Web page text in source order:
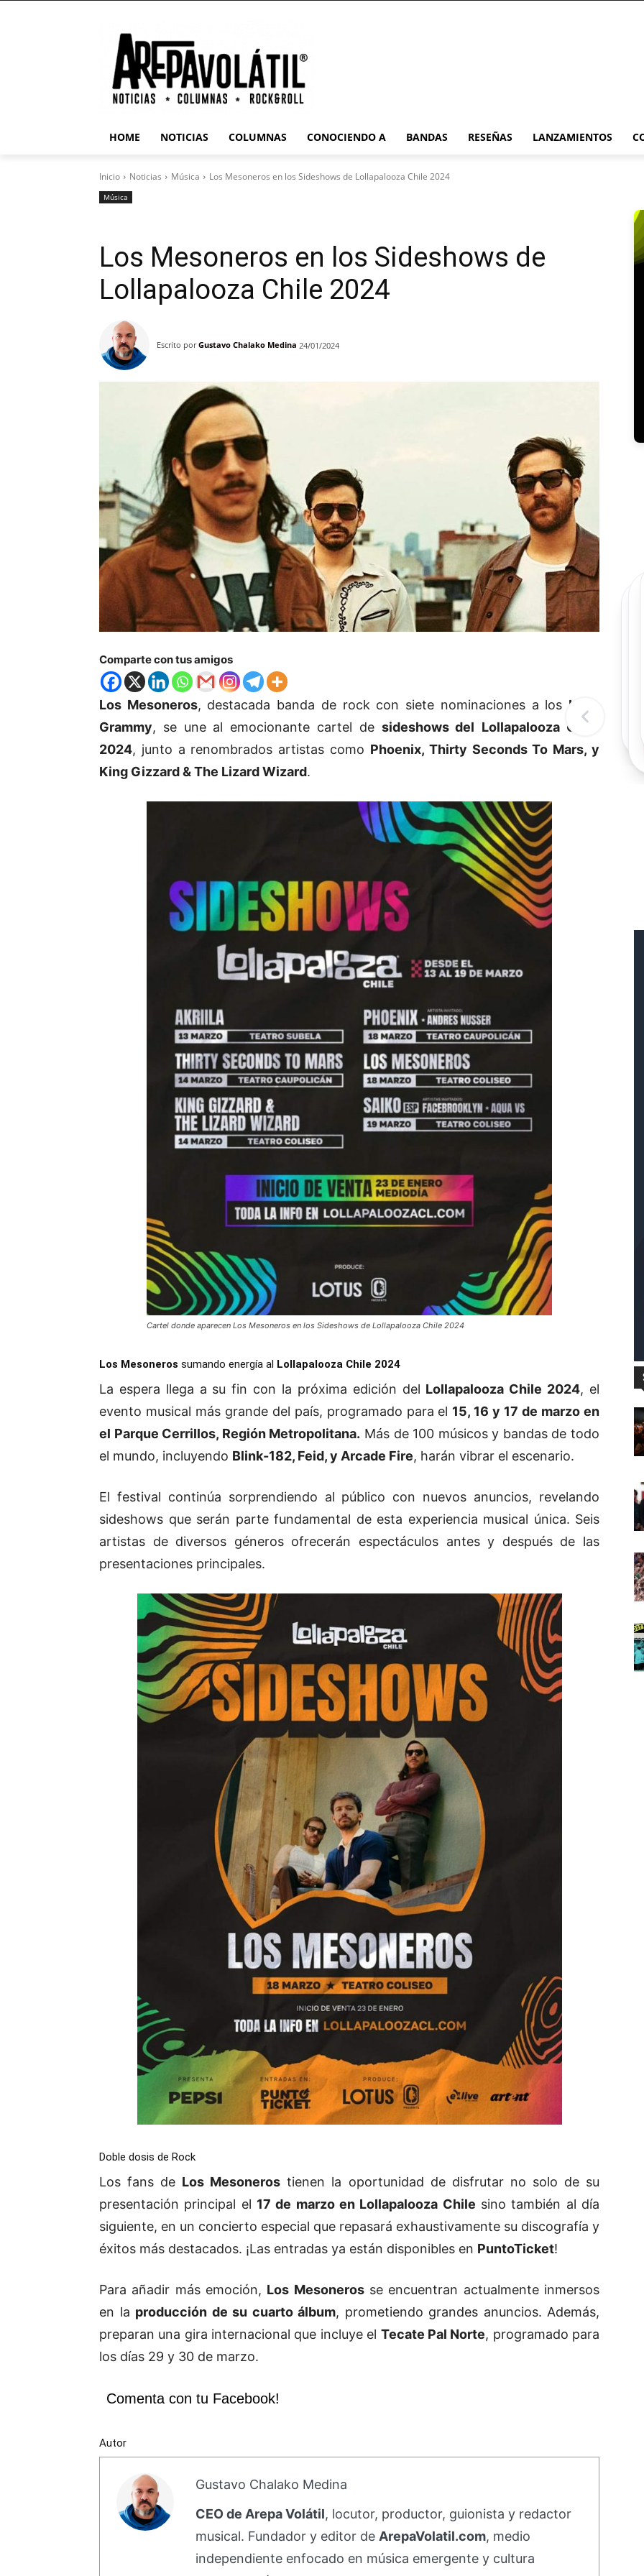
HOME NOTICIAS COLUMNAS CONOCIENDO A BANDAS RESEÑAS LANZAMIENTOS
Inicio Noticias Música Los Mesoneros en los Sideshows de Lollapalooza Chile 2024
Música
Los Mesoneros en los Sideshows de
Lollapalooza Chile 2024
Escrito por Gustavo Chalako Medina 24/01/2024
Comparte con tus amigos
Los Mesoneros, destacada banda de rock con siete nominaciones a los Latin
Grammy, se une al emocionante cartel de sideshows del Lollapalooza Chile
2024, junto a renombrados artistas como Phoenix, Thirty Seconds To Mars, y
King Gizzard & The Lizard Wizard.
Cartel donde aparecen Los Mesoneros en los Sideshows de Lollapalooza Chile 2024
Los Mesoneros sumando energía al Lollapalooza Chile 2024
La espera llega a su fin con la próxima edición del Lollapalooza Chile 2024, el
evento musical más grande del país, programado para el 15, 16 y 17 de marzo en
el Parque Cerrillos, Región Metropolitana. Más de 100 músicos y bandas de todo
el mundo, incluyendo Blink-182, Feid, y Arcade Fire, harán vibrar el escenario.
El festival continúa sorprendiendo al público con nuevos anuncios, revelando
sideshows que serán parte fundamental de esta experiencia musical única. Seis
artistas de diversos géneros ofrecerán espectáculos antes y después de las
presentaciones principales.
Doble dosis de Rock
Los fans de Los Mesoneros tienen la oportunidad de disfrutar no solo de su
presentación principal el 17 de marzo en Lollapalooza Chile sino también al día
siguiente, en un concierto especial que repasará exhaustivamente su discografía y
éxitos más destacados. ¡Las entradas ya están disponibles en PuntoTicket!
Para añadir más emoción, Los Mesonerosse encuentran actualmente inmersos
en la producción de su cuarto álbum, prometiendo grandes anuncios. Además,
preparan una gira internacional que incluye el Tecate Pal Norte, programado para
los días 29 y 30 de marzo.
Comenta con tu Facebook!
Autor
Gustavo Chalako Medina
CEO de Arepa Volátil, locutor, productor, guionista y redactor
musical. Fundador y editor de ArepaVolatil.com, medio
independiente enfocado en música emergente y cultura